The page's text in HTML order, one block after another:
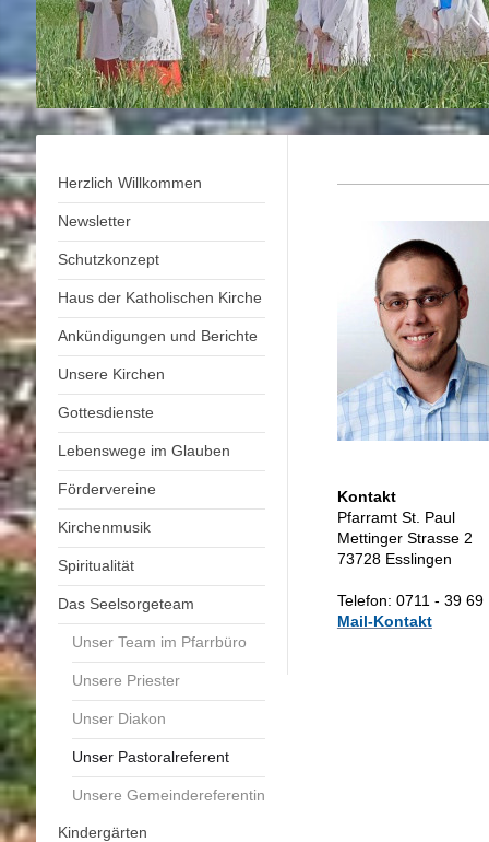
Herzlich Willkommen
Newsletter
Schutzkonzept
Haus der Katholischen Kirche
Ankündigungen und Berichte
Unsere Kirchen
Gottesdienste
Lebenswege im Glauben
Fördervereine
Kirchenmusik
Spiritualität
Das Seelsorgeteam
Unser Team im Pfarrbüro
Unsere Priester
Unser Diakon
Unser Pastoralreferent
Unsere Gemeindereferentin
Kindergärten
Kontakt
Pfarramt St. Paul
Mettinger Strasse 2
73728 Esslingen
Telefon: 0711 - 39 69
Mail-Kontakt